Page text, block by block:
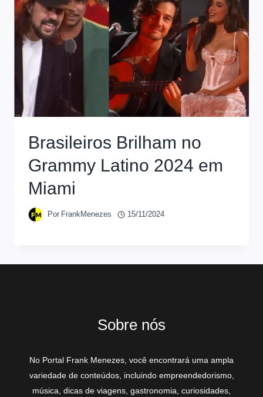
Brasileiros Brilham no
Grammy Latino 2024 em
Miami
Por FrankMenezes 15/11/2024
Sobre nós
No Portal Frank Menezes, você encontrará uma ampla
variedade de conteúdos, incluindo empreendedorismo,
música, dicas de viagens, gastronomia, curiosidades,